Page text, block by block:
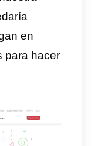
como
entrar en la
Instagram